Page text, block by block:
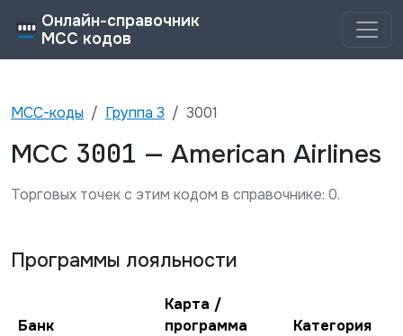
Онлайн-справочник
MCC кодов
MCC-коды Группа 3 3001
MCC 3001 — American Airlines
Торговых точек с этим кодом в справочнике: 0.
Программы лояльности
Банк
Карта /
программа
Категория